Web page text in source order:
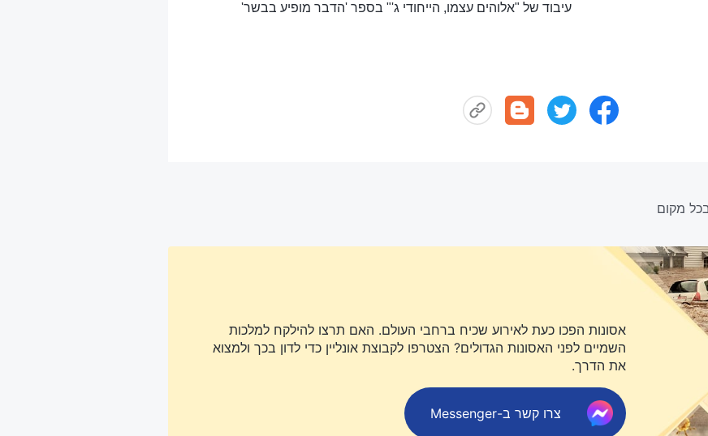
עיבוד של "אלוהים עצמו, הייחודי ג'" בספר 'הדבר מופיע בבשר'
אסונות הפכו כעת לאירוע שכיח ברחבי העולם. האם תרצו להילקח למלכות
השמיים לפני האסונות הגדולים? הצטרפו לקבוצת אונליין כדי לדון בכך ולמצוא
את הדרך.
צרו קשר ב-Messenger